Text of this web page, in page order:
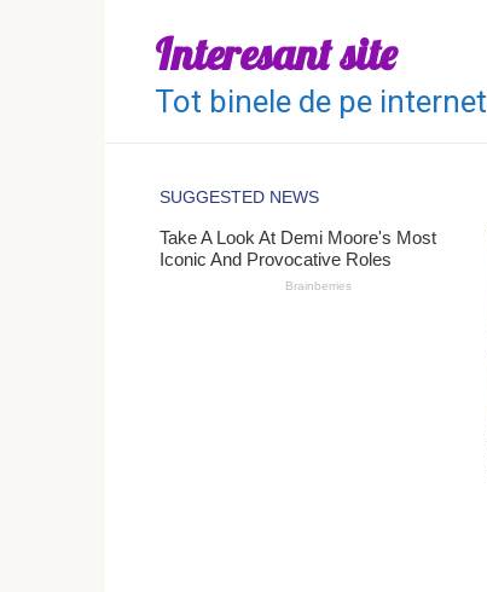
Interesant site
Tot binele de pe internet